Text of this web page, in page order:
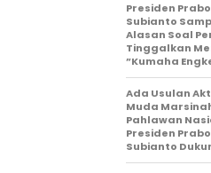
Presiden
Subianto
Alasan Soal
Tinggalkan
”Kumaha
Ada Usulan
Muda
Pahlawan
Presiden
Subianto